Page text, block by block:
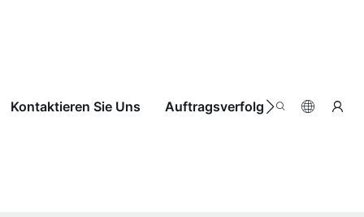
Kontaktieren Sie Uns Auftragsverfolgung